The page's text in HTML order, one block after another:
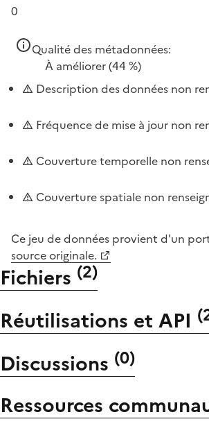
0
Qualité des métadonnées:
À améliorer(44 %)
Description des données non
Fréquence de mise à jour non
Couverture temporelle non
Couverture spatiale non
Ce jeu de données provient d'un
source originale.
Fichiers (2)
Réutilisations et API (
Discussions (0)
Ressources